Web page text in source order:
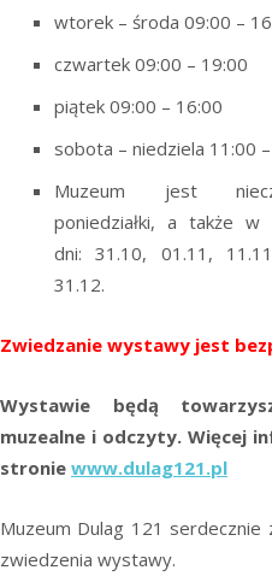
wtorek – środa 09:00 –
czwartek 09:00 – 19:00
piątek 09:00 – 16:00
sobota – niedziela 11:00
Muzeum jest
poniedziałki, a także w
dni: 31.10, 01.11,
31.12.
Zwiedzanie wystawy jest
Wystawie będą
muzealne i odczyty. Więcej
stronie www.dulag121.pl
Muzeum Dulag 121 serdecznie
zwiedzenia wystawy.